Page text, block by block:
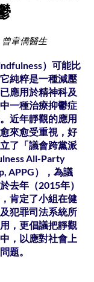
韋僑醫生
）可能比
純粹是一種減壓
應用於精神科及
一種治療抑鬱症
近年靜觀的應用
來愈受重視，好
了「議會跨黨派
All-Party
APPG），為議
去年（2015年）
肯定了小組在健
犯罪司法系統所
，更倡議把靜觀
，以應對社會上
題。